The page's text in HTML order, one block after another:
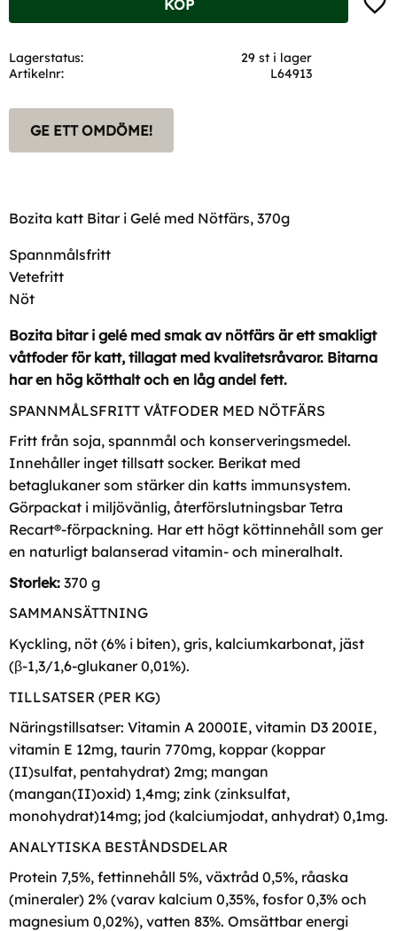
KÖP
Lagerstatus
29 st i lager
Artikelnr
L64913
GE ETT OMDÖME!
Bozita katt Bitar i Gelé med Nötfärs, 370g
Spannmålsfritt
Vetefritt
Nöt
Bozita bitar i gelé med smak av nötfärs är ett smakligt
våtfoder för katt, tillagat med kvalitetsråvaror. Bitarna
har en hög kötthalt och en låg andel fett.
SPANNMÅLSFRITT VÅTFODER MED NÖTFÄRS
Fritt från soja, spannmål och konserveringsmedel.
Innehåller inget tillsatt socker. Berikat med
betaglukaner som stärker din katts immunsystem.
Görpackat i miljövänlig, återförslutningsbar Tetra
Recart®-förpackning. Har ett högt köttinnehåll som ger
en naturligt balanserad vitamin- och mineralhalt.
Storlek: 370 g
SAMMANSÄTTNING
Kyckling, nöt (6% i biten), gris, kalciumkarbonat, jäst
(β-1,3/1,6-glukaner 0,01%).
TILLSATSER (PER KG)
Näringstillsatser: Vitamin A 2000IE, vitamin D3 200IE,
vitamin E 12mg, taurin 770mg, koppar (koppar
(II)sulfat, pentahydrat) 2mg; mangan
(mangan(II)oxid) 1,4mg; zink (zinksulfat,
monohydrat)14mg; jod (kalciumjodat, anhydrat) 0,1mg.
ANALYTISKA BESTÅNDSDELAR
Protein 7,5%, fettinnehåll 5%, växtråd 0,5%, råaska
(mineraler) 2% (varav kalcium 0,35%, fosfor 0,3% och
magnesium 0,02%), vatten 83%. Omsättbar energi